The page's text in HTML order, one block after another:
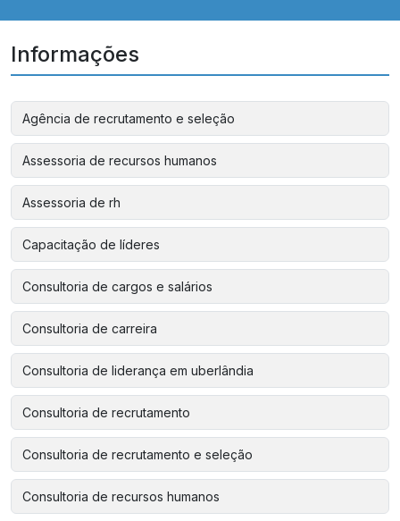
Informações
Agência de recrutamento e seleção
Assessoria de recursos humanos
Assessoria de rh
Capacitação de líderes
Consultoria de cargos e salários
Consultoria de carreira
Consultoria de liderança em uberlândia
Consultoria de recrutamento
Consultoria de recrutamento e seleção
Consultoria de recursos humanos